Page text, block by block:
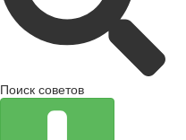
Поиск советов